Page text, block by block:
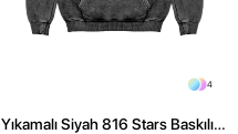
4
Yıkamalı Siyah 816 Stars Baskılı